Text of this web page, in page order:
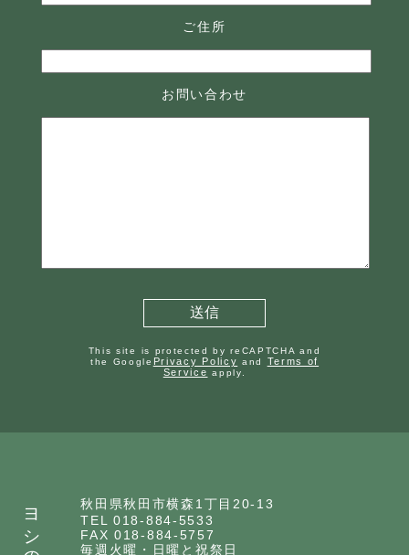
ご住所
お問い合わせ
This site is protected by reCAPTCHA and
the Google Privacy Policy and Terms of
Service apply.
秋田県秋田市横森1丁目20-13
TEL 018-884-5533
FAX 018-884-5757
毎週火曜・日曜と祝祭日